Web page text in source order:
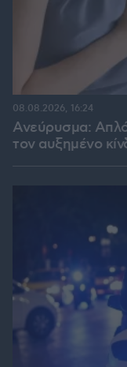
Ανεύρυσμα: Απλό
τον αυξημένο
08.08.2026, 16:24